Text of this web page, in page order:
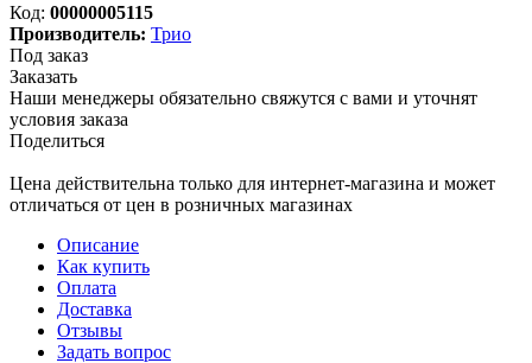
Код: 00000005115
Производитель: Трио
Под заказ
Заказать
Наши менеджеры обязательно свяжутся с вами и уточнят
условия заказа
Поделиться
Цена действительна только для интернет-магазина и может
отличаться от цен в розничных магазинах
Описание
Как купить
Оплата
Доставка
Отзывы
Задать вопрос